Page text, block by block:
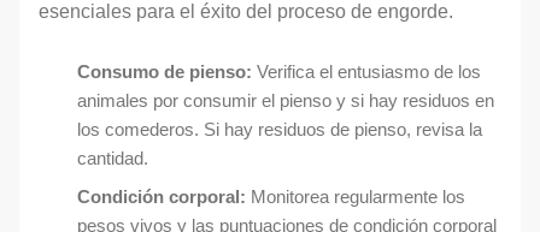
esenciales para el éxito del proceso de engorde.
Consumo de pienso: Verifica el entusiasmo de los
animales por consumir el pienso y si hay residuos en
los comederos. Si hay residuos de pienso, revisa la
cantidad.
Condición corporal: Monitorea regularmente los
pesos vivos y las puntuaciones de condición corporal